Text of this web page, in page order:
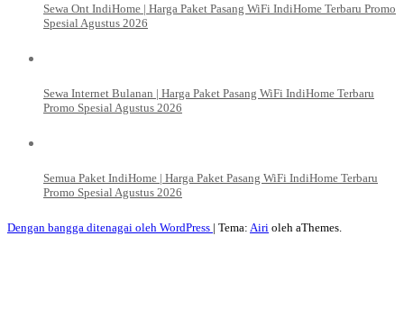
Sewa Ont IndiHome | Harga Paket Pasang WiFi IndiHome Terbaru Promo
Spesial Agustus 2026
Sewa Internet Bulanan | Harga Paket Pasang WiFi IndiHome Terbaru
Promo Spesial Agustus 2026
Semua Paket IndiHome | Harga Paket Pasang WiFi IndiHome Terbaru
Promo Spesial Agustus 2026
Dengan bangga ditenagai oleh WordPress | Tema: Airi oleh aThemes.